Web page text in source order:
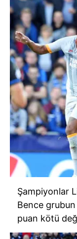
kullanılmaktadır.
kılınması ve
reklam/pazarlama
sınırlı olarak açık
Çerezlere ilişkin
vasıtasıyla
için Ayarlar
Metnimiziziyaret
6698 sayılı Kişisel
hazırlanmış
ilgili mevzuata
almak için lütfen
Şampiyonlar
Bence grubun
puan kötü